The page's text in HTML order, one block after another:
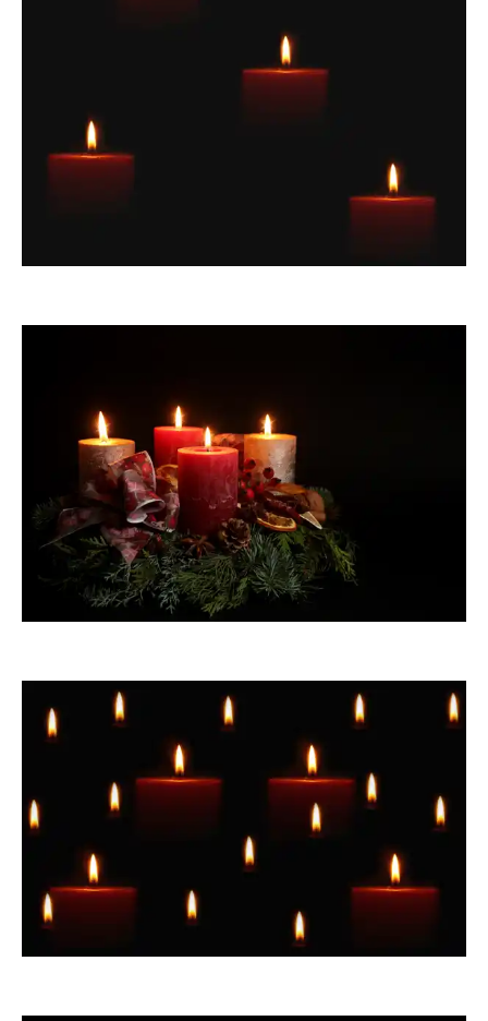
Sternschnuppe1
angieconscious
Sternschnuppe1